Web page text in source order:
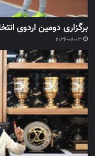
برگزاری دومین اردوی
2026-08-03